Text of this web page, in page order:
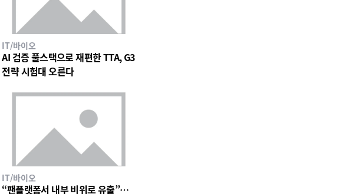
IT/바이오
AI 검증 풀스택으로 재편한 TTA, G3
전략 시험대 오른다
IT/바이오
“팬플랫폼서 내부 비위로 유출”…